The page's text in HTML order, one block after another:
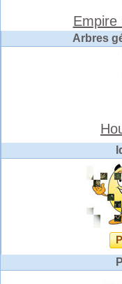
Empire
Arbres